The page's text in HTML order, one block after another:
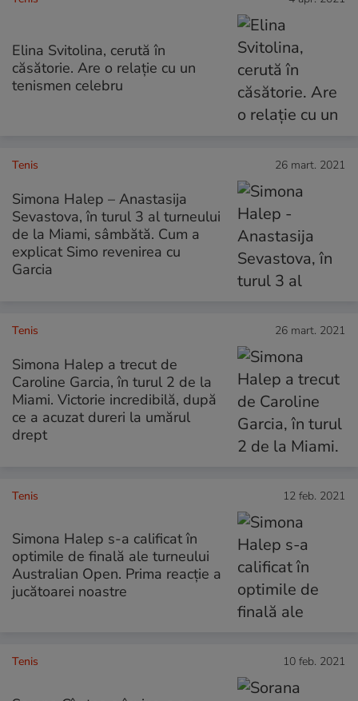
Elina Svitolina, cerută în
căsătorie. Are o relație cu un
tenismen celebru
Tenis 26 mart. 2021
Simona Halep – Anastasija
Sevastova, în turul 3 al turneului
de la Miami, sâmbătă. Cum a
explicat Simo revenirea cu
Garcia
Tenis 26 mart. 2021
Simona Halep a trecut de
Caroline Garcia, în turul 2 de la
Miami. Victorie incredibilă, după
ce a acuzat dureri la umărul
drept
Tenis 12 feb. 2021
Simona Halep s-a calificat în
optimile de finală ale turneului
Australian Open. Prima reacție a
jucătoarei noastre
Tenis 10 feb. 2021